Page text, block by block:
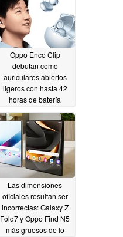
Oppo Enco Clip
debutan como
auriculares abiertos
ligeros con hasta 42
horas de batería
05/16/2025
Las dimensiones
oficiales resultan ser
incorrectas: Galaxy Z
Fold7 y Oppo Find N5
más gruesos de lo